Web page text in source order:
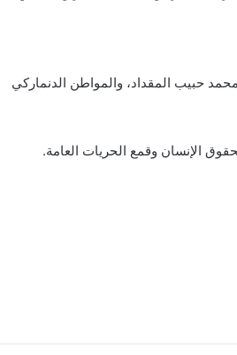
حبيب المقداد، والمواطن الدنماركي
الإنسان وقمع الحريات العامة.